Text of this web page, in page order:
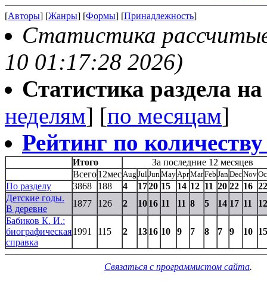
[Авторы] [Жанры] [Формы] [Принадлежность]
Статистика
10 01:17:28 2026)
Статистика раздела
неделям] [по месяцам]
Рейтинг по
Итого
За последние 12 месяцев
Всего12мес Aug Jul Jun May AprMarFeb Jan DecNov
По разделу 3868 188 4 1720 15 14 12 11 20 22 16 22
Детские годы.
В деревне
1877 126 2 1016 11 11 8 5 14 17 11
12
Бабиков К. И.:
биографическая
справка
1991 115 2 1316 10 9 7 8 7 9 10 15
Связаться с программистом сайта.